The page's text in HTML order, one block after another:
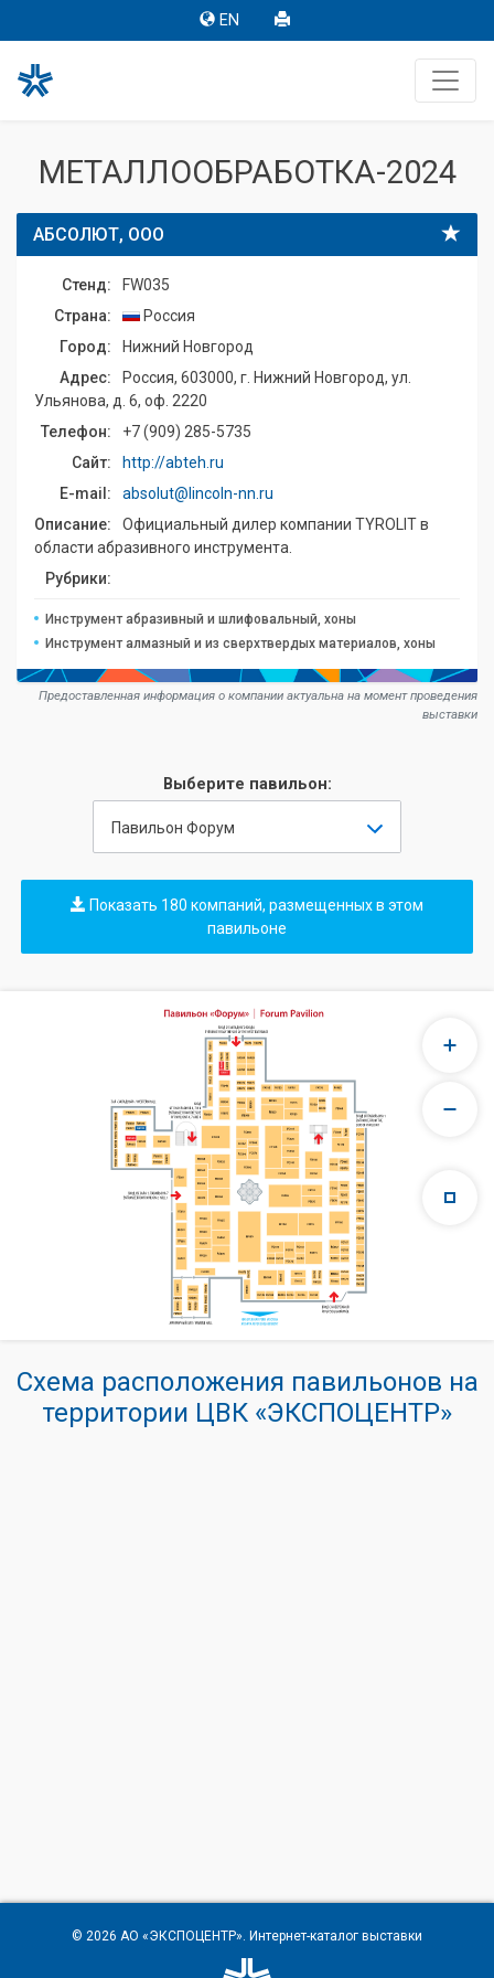
EN
МЕТАЛЛООБРАБОТКА-2024
АБСОЛЮТ, ООО
Стенд:
FW035
Страна:
Россия
Город:
Нижний Новгород
Адрес:
Россия, 603000, г. Нижний Новгород, ул.
Ульянова, д. 6, оф. 2220
Телефон:
+7 (909) 285-5735
Сайт:
http://abteh.ru
E-mail:
absolut@lincoln-nn.ru
Описание:
Официальный дилер компании TYROLIT в
области абразивного инструмента.
Рубрики:
Инструмент абразивный и шлифовальный, хоны
Инструмент алмазный и из сверхтвердых материалов, хоны
Предоставленная информация о компании актуальна на момент проведения
выставки
Выберите павильон:
Павильон Форум
Показать 180 компаний, размещенных в этом
павильоне
Схема расположения павильонов на
территории ЦВК «ЭКСПОЦЕНТР»
© 2026 АО «ЭКСПОЦЕНТР». Интернет-каталог выставки